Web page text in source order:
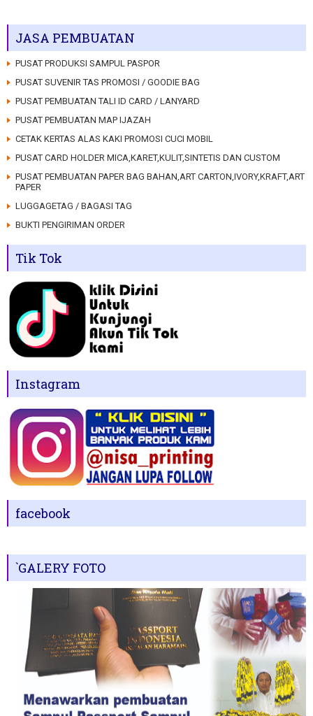
JASA PEMBUATAN
PUSAT PRODUKSI SAMPUL PASPOR
PUSAT SUVENIR TAS PROMOSI / GOODIE BAG
PUSAT PEMBUATAN TALI ID CARD / LANYARD
PUSAT PEMBUATAN MAP IJAZAH
CETAK KERTAS ALAS KAKI PROMOSI CUCI MOBIL
PUSAT CARD HOLDER MICA,KARET,KULIT,SINTETIS DAN CUSTOM
PUSAT PEMBUATAN PAPER BAG BAHAN,ART CARTON,IVORY,KRAFT,ART
PAPER
LUGGAGETAG / BAGASI TAG
BUKTI PENGIRIMAN ORDER
Tik Tok
Instagram
facebook
`GALERY FOTO